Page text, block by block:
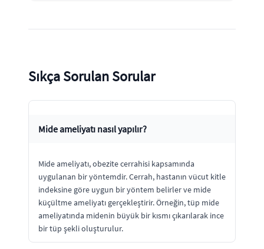
Sıkça Sorulan Sorular
Mide ameliyatı nasıl yapılır?
Mide ameliyatı, obezite cerrahisi kapsamında
uygulanan bir yöntemdir. Cerrah, hastanın vücut kitle
indeksine göre uygun bir yöntem belirler ve mide
küçültme ameliyatı gerçekleştirir. Örneğin, tüp mide
ameliyatında midenin büyük bir kısmı çıkarılarak ince
bir tüp şekli oluşturulur.